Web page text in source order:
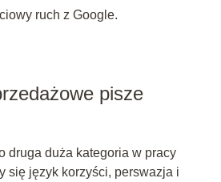
ruch z Google.
pisze
druga duża kategoria w pracy
się język korzyści, perswazja i